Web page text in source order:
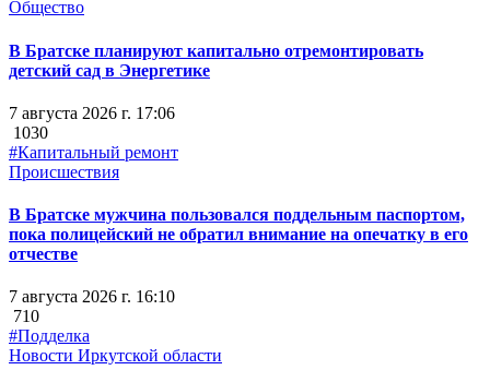
Общество
В Братске планируют капитально отремонтировать
детский сад в Энергетике
7 августа 2026 г. 17:06
1030
#Капитальный ремонт
Происшествия
В Братске мужчина пользовался поддельным паспортом,
пока полицейский не обратил внимание на опечатку в его
отчестве
7 августа 2026 г. 16:10
710
#Подделка
Новости Иркутской области